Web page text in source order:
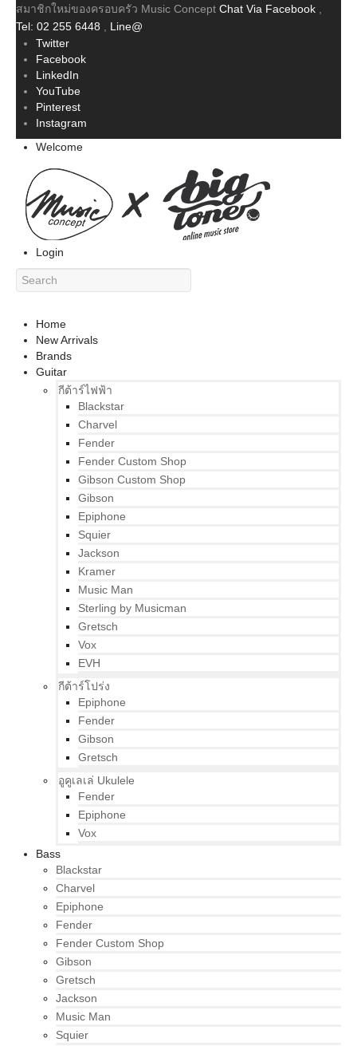
สมาชิกใหม่ของครอบครัว Music Concept Chat Via Facebook
Tel: 02 255 6448
Line@
Twitter
Facebook
LinkedIn
YouTube
Pinterest
Instagram
Welcome
Login
Home
New Arrivals
Brands
Guitar
กีต้าร์ไฟฟ้า
Blackstar
Charvel
Fender
Fender Custom Shop
Gibson Custom Shop
Gibson
Epiphone
Squier
Jackson
Kramer
Music Man
Sterling by Musicman
Gretsch
Vox
EVH
กีต้าร์โปร่ง
Epiphone
Fender
Gibson
Gretsch
อูคูเลเล่ Ukulele
Fender
Epiphone
Vox
Bass
Blackstar
Charvel
Epiphone
Fender
Fender Custom Shop
Gibson
Gretsch
Jackson
Music Man
Squier